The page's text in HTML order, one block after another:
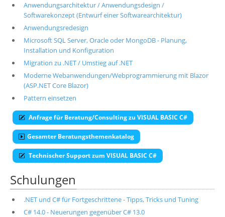
Anwendungsarchitektur / Anwendungsdesign /
Softwarekonzept (Entwurf einer Softwarearchitektur)
Anwendungsredesign
Microsoft SQL Server, Oracle oder MongoDB - Planung,
Installation und Konfiguration
Migration zu .NET / Umstieg auf .NET
Moderne Webanwendungen/Webprogrammierung mit Blazor
(ASP.NET Core Blazor)
Pattern einsetzen
Anfrage für Beratung/Consulting zu VISUAL BASIC C#
Gesamter Beratungsthemenkatalog
Technischer Support zum VISUAL BASIC C#
Schulungen
.NET und C# für Fortgeschrittene - Tipps, Tricks und Tuning
C# 14.0 - Neuerungen gegenüber C# 13.0